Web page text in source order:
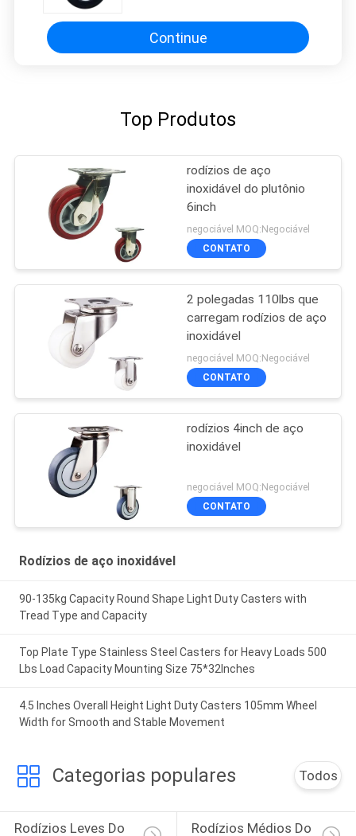
Continue
Top Produtos
rodízios de aço
inoxidável do plutônio
6inch
negociável MOQ:Negociável
CONTATO
2 polegadas 110lbs que
carregam rodízios de aço
inoxidável
negociável MOQ:Negociável
CONTATO
rodízios 4inch de aço
inoxidável
negociável MOQ:Negociável
CONTATO
Rodízios de aço inoxidável
90-135kg Capacity Round Shape Light Duty Casters with
Tread Type and Capacity
Top Plate Type Stainless Steel Casters for Heavy Loads 500
Lbs Load Capacity Mounting Size 75*32Inches
4.5 Inches Overall Height Light Duty Casters 105mm Wheel
Width for Smooth and Stable Movement
Categorias populares Todos
Rodízios Leves Do Rodízios Médios Do